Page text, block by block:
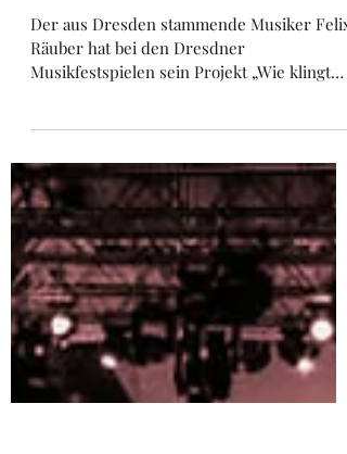
11. Juni 2022
1 Min. Lesezeit
Kritik zur "Sinfonie der
Der aus Dresden stammende Musiker Felix
Musikfestspielen sein Projekt „Wie klingt
Heimat?“ vorgestellt. Die...